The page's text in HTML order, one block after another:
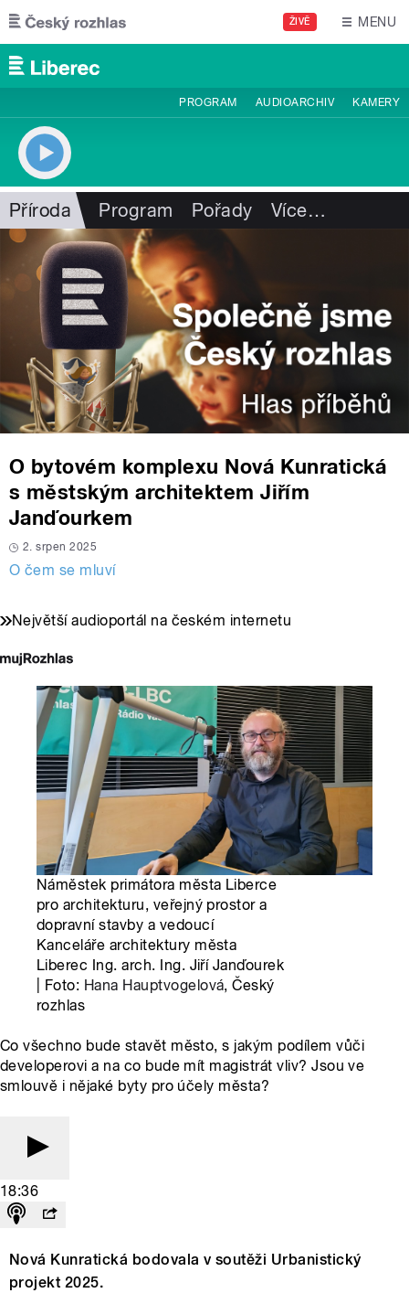
Přejít k hlavnímu obsahu
ŽIVĚ MENU
PROGRAM AUDIOARCHIV KAMERY
Příroda Program Pořady Více…
O bytovém komplexu Nová Kunratická
s městským architektem Jiřím
Janďourkem
2. srpen 2025
O čem se mluví
Největší audioportál na českém internetu
Náměstek primátora města Liberce
pro architekturu, veřejný prostor a
dopravní stavby a vedoucí
Kanceláře architektury města
Liberec Ing. arch. Ing. Jiří Janďourek
| Foto: Hana Hauptvogelová, Český
rozhlas
Co všechno bude stavět město, s jakým podílem vůči
developerovi a na co bude mít magistrát vliv? Jsou ve
smlouvě i nějaké byty pro účely města?
18:36
Nová Kunratická bodovala v soutěži Urbanistický
projekt 2025.